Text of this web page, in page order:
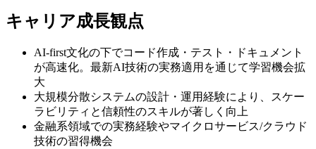
キャリア成長観点
AI-first文化の下でコード作成・テスト・ドキュメント
が高速化。最新AI技術の実務適用を通じて学習機会拡
大
大規模分散システムの設計・運用経験により、スケー
ラビリティと信頼性のスキルが著しく向上
金融系領域での実務経験やマイクロサービス/クラウド
技術の習得機会